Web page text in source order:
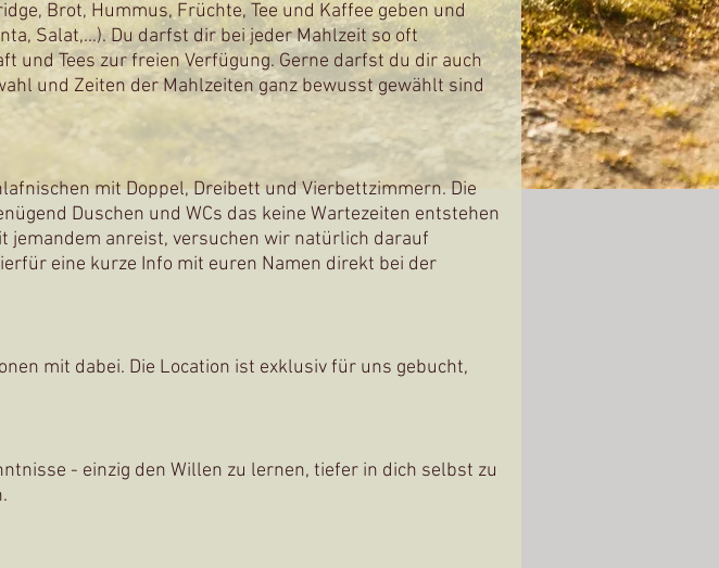
Brot, Hummus, Früchte, Tee und Kaffee geben und
Salat,...). Du darfst dir bei jeder Mahlzeit so oft
und Tees zur freien Verfügung. Gerne darfst du dir auch
und Zeiten der Mahlzeiten ganz bewusst gewählt sind
mit Doppel, Dreibett und Vierbettzimmern. Die
Duschen und WCs das keine Wartezeiten entstehen
jemandem anreist, versuchen wir natürlich darauf
eine kurze Info mit euren Namen direkt bei der
mit dabei. Die Location ist exklusiv für uns gebucht,
- einzig den Willen zu lernen, tiefer in dich selbst zu